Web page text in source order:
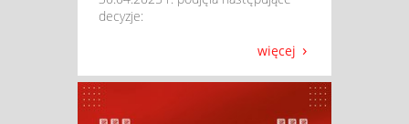
decyzje:
więcej